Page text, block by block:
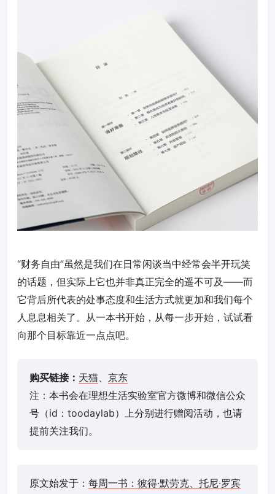
“财务自由”虽然是我们在日常闲谈当中经常会半开玩笑
的话题，但实际上它也并非真正完全的遥不可及——而
它背后所代表的处事态度和生活方式就更加和我们每个
人息息相关了。从一本书开始，从每一步开始，试试看
向那个目标靠近一点点吧。
购买链接： 天猫、 京东
注：本书会在理想生活实验室官方微博和微信公众
号（id：toodaylab）上分别进行赠阅活动，也请
提前关注我们。
原文始发于： 每周一书：彼得·默劳克、托尼·罗宾